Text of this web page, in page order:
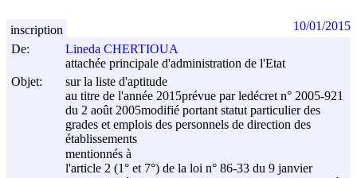
De:
Lineda CHERTIOUA
attachée principale d'administration de l'Etat
Objet:
sur la liste d'aptitude
au titre de l'année 2015prévue par ledécret n° 2005-921
du 2 août 2005modifié portant statut particulier des
grades et emplois des personnels de direction des
établissements
mentionnés à
l'article 2 (1° et 7°) de la loi n° 86-33 du 9 janvier
inscription 10/01/2015